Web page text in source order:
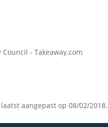
- Takeaway.com
aangepast op 08/02/2018.